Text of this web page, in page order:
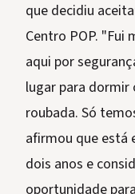
que decidiu
Centro POP. "Fui
aqui por
lugar para dormir
roubada. Só
afirmou que está
dois anos e
oportunidade